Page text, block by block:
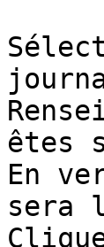
êtes
En
sera